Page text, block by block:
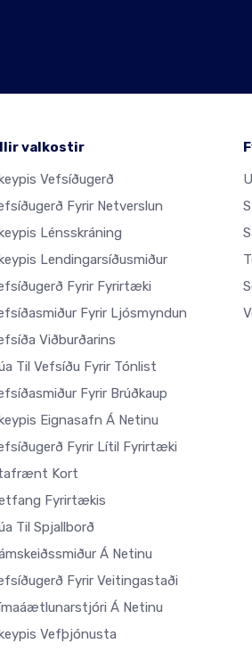
valkostir
Vefsíðugerð
Fyrir Netverslun
Lénsskráning
Lendingarsíðusmiður
Fyrir Fyrirtæki
Fyrir Ljósmyndun
Viðburðarins
Til Vefsíðu Fyrir Tónlist
Fyrir Brúðkaup
Eignasafn Á Netinu
Fyrir Lítil Fyrirtæki
Kort
Fyrirtækis
Til Spjallborð
Á Netinu
Fyrir Veitingastaði
Á Netinu
Vefþjónusta